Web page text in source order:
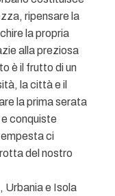
ripensare la
la propria
alla preziosa
è il frutto di un
la città e il
la prima serata
conquiste
ci
del nostro
Urbania e Isola